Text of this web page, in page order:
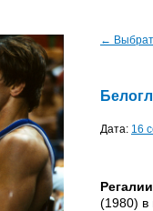
←
Дата: 16
(1980) в